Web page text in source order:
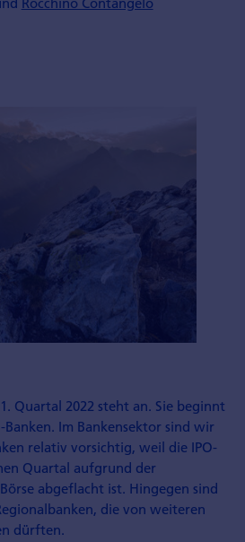
Quartal 2022 steht an. Sie beginnt
Im Bankensektor sind wir
relativ vorsichtig, weil die IPO-
Quartal aufgrund der
abgeflacht ist. Hingegen sind
die von weiteren
dürften.